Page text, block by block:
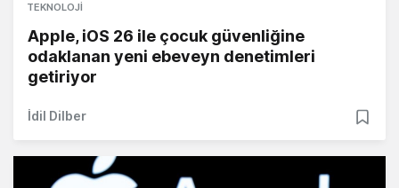
TEKNOLOJI
Apple, iOS 26 ile çocuk güvenliğine
odaklanan yeni ebeveyn denetimleri
getiriyor
İdil Dilber